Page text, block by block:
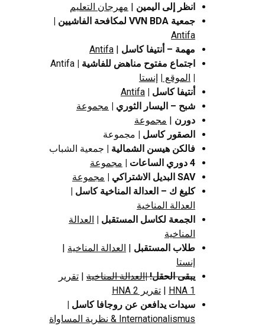
انظر إلى اليمين | مهرجان التعليم
جمعية VVN BDA لمكافحة الفاشيين |
Antifa
مهمة – أنتيفا كاسل |
Antifa
اجتماع مفتوح مناهض للفاشية | Antifa
| الموقع | إنستا
أنتيفا كاسل | Antifa
شبح – اليسار الثوري | مجموعة
دورن | مجموعة
الصقور كاسل | مجموعة
فالكن هيسن الشمالية | جمعية الشباب
4 دوري الساعات |
مجموعة
SAV البديل الاشتراكي
| مجموعة
كليغ ك – العدالة المناخية كاسل |
العدالة المناخية
الجمعة لكاسل المستقبل | العدالة
المناخية
طلاب المستقبل | العدالة المناخية |
إنستا
يبقى الحقل!|العدالة المناخية | تقرير
HNA 1
| تقرير HNA 2
سيدات يدافعن عن روجافا كاسل |
Internationalismus & نظرية المساواة